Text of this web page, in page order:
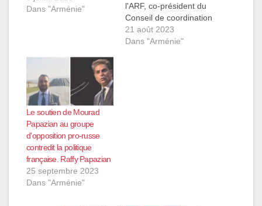
Dans "Arménie"
l'ARF, co-président du
Conseil de coordination
des organisations
arméniennes de
21 août 2023
Dans "Arménie"
Le soutien de Mourad
Papazian au groupe
d’opposition pro-russe
contredit la politique
française. Raffy Papazian
25 septembre 2023
Dans "Arménie"